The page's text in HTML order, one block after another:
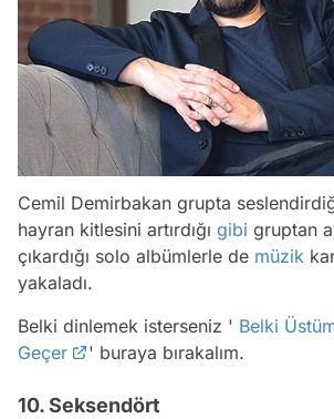
Cemil Demirbakan grupta
hayran kitlesini artırdığı gibi gruptan
çıkardığı solo albümlerle de müzik
yakaladı.
Belki dinlemek isterseniz ' Belki
Geçer
' buraya bırakalım.
10. Seksendört